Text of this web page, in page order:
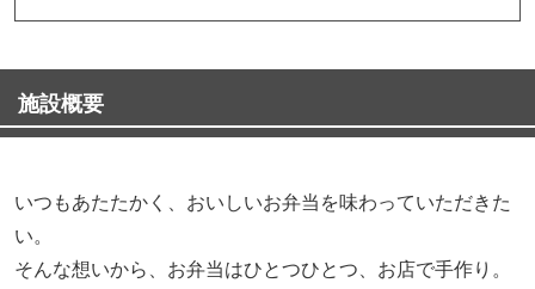
施設概要
いつもあたたかく、おいしいお弁当を味わっていただきた
い。
そんな想いから、お弁当はひとつひとつ、お店で手作り。